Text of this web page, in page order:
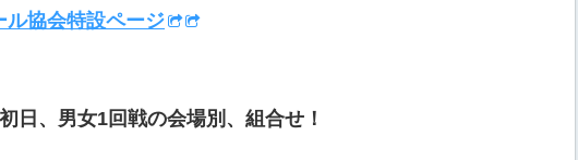
ル協会特設ページ
日、男女1回戦の会場別、組合せ！